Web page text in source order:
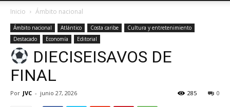
Inicio Ámbito nacional
Ámbito nacional Atlántico Costa caribe
Cultura y entretenimiento
Destacado
Economía Editorial
DIECISEISAVOS DE
FINAL
Por JVC - junio 27, 2026 0
285